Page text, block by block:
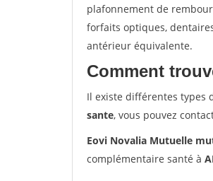
plafonnement de
forfaits optiques,
antérieur équivalente.
Comment
Il existe différentes types
sante, vous pouvez
Eovi Novalia Mutuelle
complémentaire santé à